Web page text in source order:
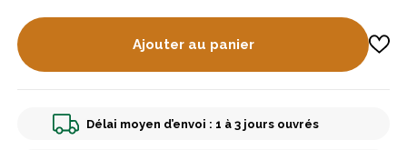
Ajouter au panier
Délai moyen d’envoi : 1 à 3 jours ouvrés